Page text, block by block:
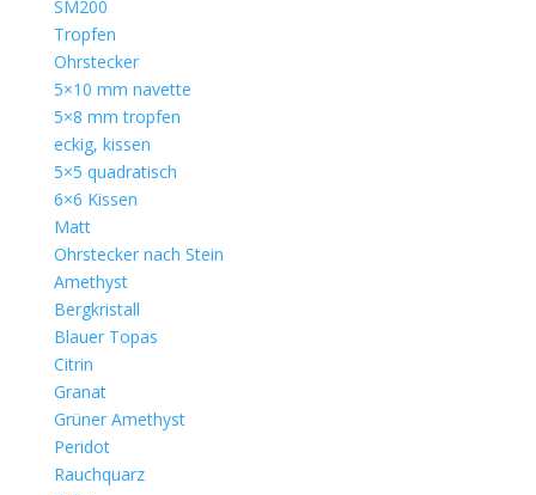
SM200
Tropfen
Ohrstecker
5×10 mm navette
5×8 mm tropfen
eckig, kissen
5×5 quadratisch
6×6 Kissen
Matt
Ohrstecker nach Stein
Amethyst
Bergkristall
Blauer Topas
Citrin
Granat
Grüner Amethyst
Peridot
Rauchquarz